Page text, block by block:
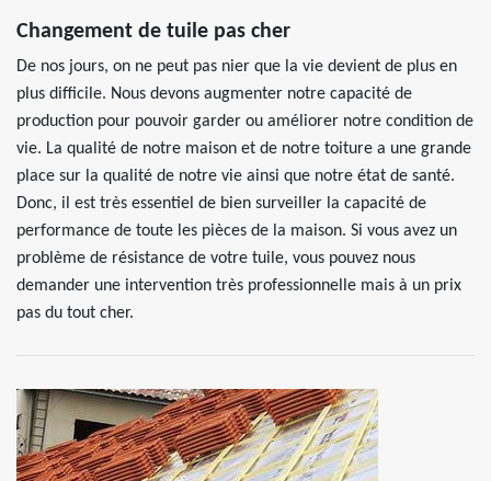
Changement de tuile pas cher
De nos jours, on ne peut pas nier que la vie devient de plus en
plus difficile. Nous devons augmenter notre capacité de
production pour pouvoir garder ou améliorer notre condition de
vie. La qualité de notre maison et de notre toiture a une grande
place sur la qualité de notre vie ainsi que notre état de santé.
Donc, il est très essentiel de bien surveiller la capacité de
performance de toute les pièces de la maison. Si vous avez un
problème de résistance de votre tuile, vous pouvez nous
demander une intervention très professionnelle mais à un prix
pas du tout cher.